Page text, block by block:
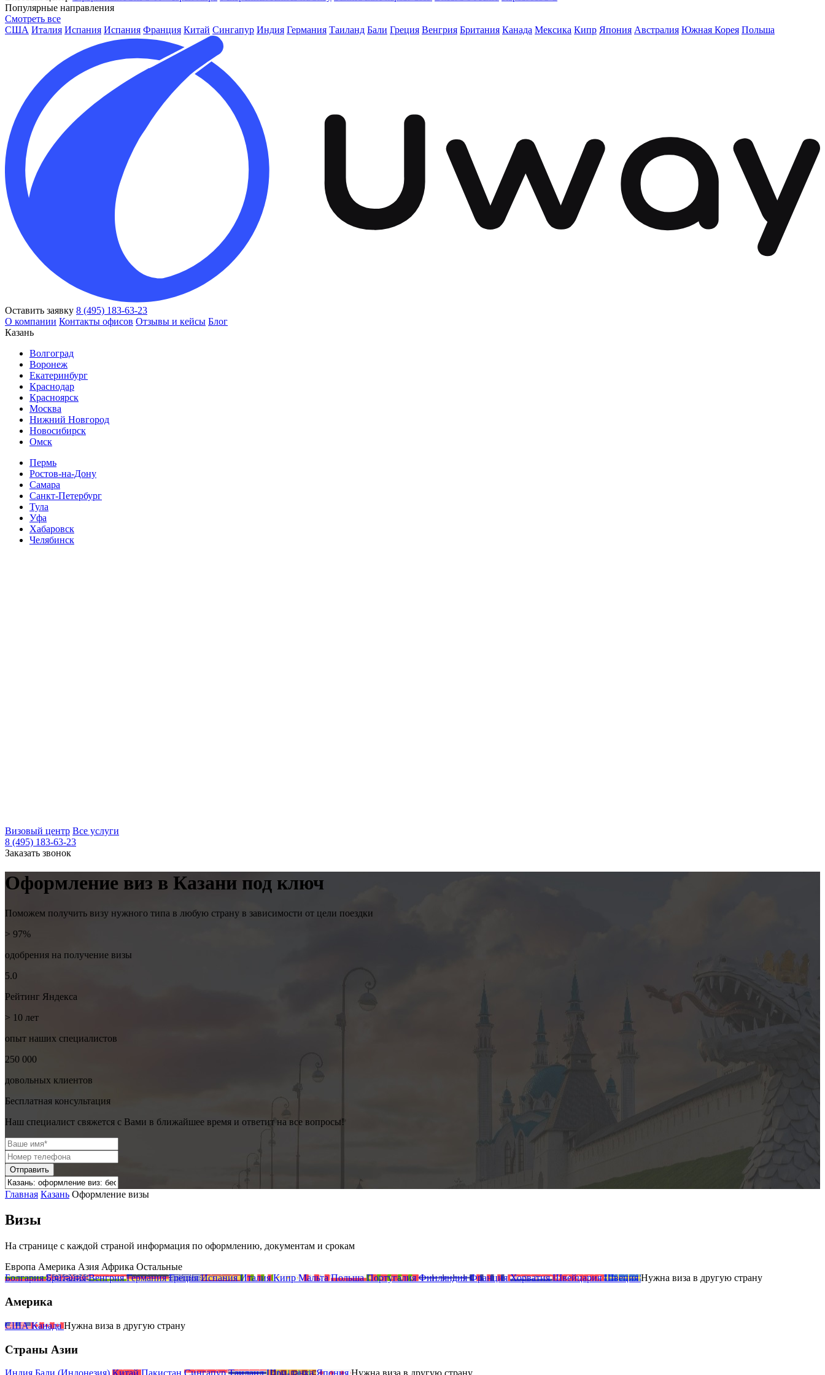
Популярные направления
Смотреть все
США Италия Испания Испания Франция Китай Сингапур Индия Германия Таиланд Бали Греция Венгрия Британия Канада Мексика Кипр Япония Австралия Южная Корея Польша
Оставить заявку 8 (495) 183-63-23
О компании Контакты офисов Отзывы и кейсы Блог
Казань
Волгоград
Воронеж
Екатеринбург
Краснодар
Красноярск
Москва
Нижний Новгород
Новосибирск
Омск
Пермь
Ростов-на-Дону
Самара
Санкт-Петербург
Тула
Уфа
Хабаровск
Челябинск
Визовый центр Все услуги
8 (495) 183-63-23
Заказать звонок
Оформление виз в Казани под ключ
Поможем получить визу нужного типа в любую страну в зависимости от цели поездки
> 97%
одобрения на получение визы
5.0
Рейтинг Яндекса
> 10 лет
опыт наших специалистов
250 000
довольных клиентов
Бесплатная консультация
Наш специалист свяжется с Вами в ближайшее время и ответит на все вопросы!
Отправить
Главная Казань Оформление визы
Визы
На странице с каждой страной информация по оформлению, документам и срокам
Европа Америка Азия Африка Остальные
Болгария Британия Венгрия Германия Греция Испания Италия Кипр Мальта Польша Португалия Финляндия Франция Хорватия Швейцария Швеция Нужна виза в другую страну
Америка
США Канада Нужна виза в другую страну
Страны Азии